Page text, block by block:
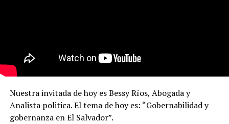
Nuestra invitada de hoy es Bessy Ríos, Abogada y
Analista politica. El tema de hoy es: “Gobernabilidad y
gobernanza en El Salvador”.